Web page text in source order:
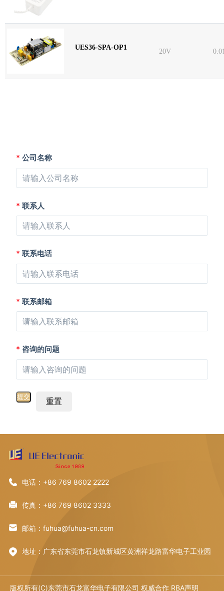
UES36-SPA-OP1
20V
* 公司名称
* 联系人
* 联系电话
* 联系邮箱
* 咨询的问题
重置
电话：+86 769 8602 2222
传真：+86 769 8602 3333
邮箱：fuhua@fuhua-cn.com
地址：广东省东莞市石龙镇新城区黄洲祥龙路富华电子工业园
版权所有(C)东莞市石龙富华电子有限公司 权威合作 RBA声明